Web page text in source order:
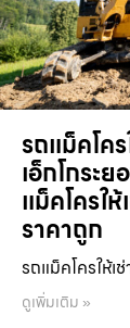
รถแม็คโค
เอ็กโกระ
แม็คโครใ
ราคาถูก
รถแม็คโครให้เ
ดูเพิ่มเติม »